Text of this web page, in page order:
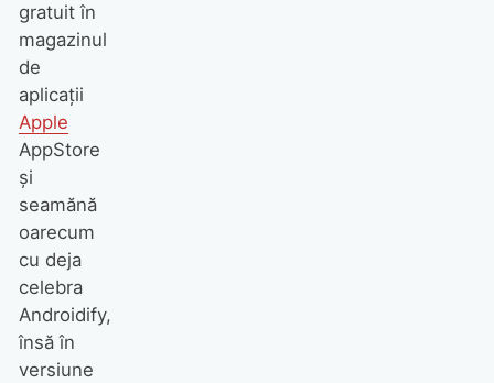
gratuit în
magazinul
de
aplicaţii
Apple
AppStore
şi
seamănă
oarecum
cu deja
celebra
Androidify,
însă în
versiune